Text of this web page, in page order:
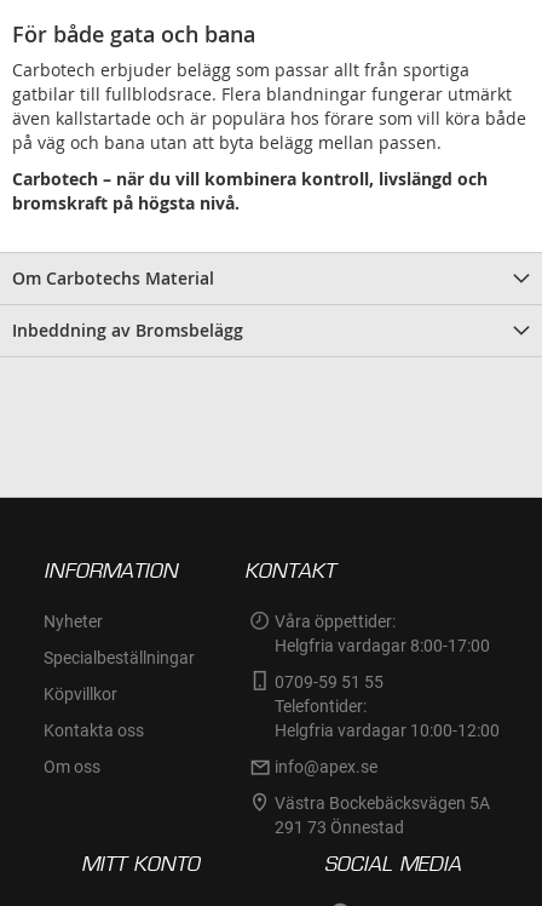
För både gata och bana
Carbotech erbjuder belägg som passar allt från sportiga
gatbilar till fullblodsrace. Flera blandningar fungerar utmärkt
även kallstartade och är populära hos förare som vill köra både
på väg och bana utan att byta belägg mellan passen.
Carbotech – när du vill kombinera kontroll, livslängd och
bromskraft på högsta nivå.
Om Carbotechs Material
Inbeddning av Bromsbelägg
INFORMATION
Nyheter
Specialbeställningar
Köpvillkor
Kontakta oss
Om oss
KONTAKT
Våra öppettider:
Helgfria vardagar 8:00-17:00
0709-59 51 55
Telefontider:
Helgfria vardagar 10:00-12:00
info@apex.se
Västra Bockebäcksvägen 5A
291 73 Önnestad
MITT KONTO SOCIAL MEDIA